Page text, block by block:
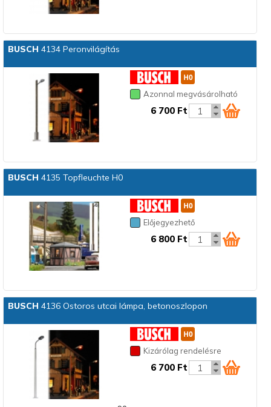
BUSCH 4134 Peronvilágítás
Azonnal megvásárolható
6 700 Ft
BUSCH 4135 Topfleuchte H0
Előjegyezhető
6 800 Ft
BUSCH 4136 Ostoros utcai lámpa, betonoszlopon
Kizárólag rendelésre
6 700 Ft